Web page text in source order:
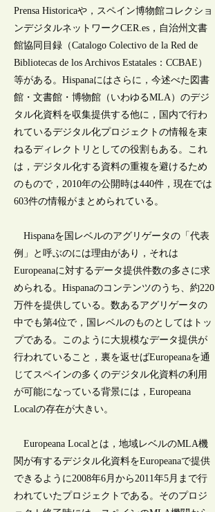
Prensa Historicaや，スペイン博物館コレクショ
ンデジタルネットワークCER.es，自治州文書
館協同目録（Catalogo Colectivo de la Red de
Bibliotecas de los Archivos Estatales：CCBAE）
等がある。Hispanaにはさらに，今述べた図書
館・文書館・博物館（いわゆるMLA）のデジ
タル化資料を収集提供する他に，国内で行わ
れているデジタル化プロジェクトの情報を束
ねるディレクトリとしての役割もある。これ
は，デジタル化する資料の重複を避けるため
のもので，2010年の公開時は440件，現在では
603件の情報がまとめられている。
Hispanaを国レベルのアグリゲータの「代表
例」と呼ぶのには理由があり，それは
Europeanaに対するデータ提供件数の多さに求
められる。Hispanaのコンテンツのうち、約220
万件を提供している。数あるアグリゲータの
中でも第4位で，国レベルのものとしてはトッ
プである。このように大規模なデータ提供が
行われていること，裏を返せばEuropeanaを通
じてスペインの多くのデジタル化資料の利用
が可能になっている背景には，Europeana
Localの存在が大きい。
Europeana Localとは，地域レベルのMLA機
関が有するデジタル化資料をEuropeanaで提供
できるように2008年6月から2011年5月まで行
われていたプロジェクトである。そのプロジ